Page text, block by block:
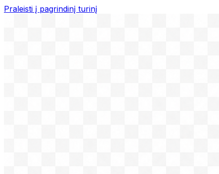
Praleisti į pagrindinį turinį